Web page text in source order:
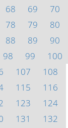
68 69
70
78 79
80
88 89
90
98 99
100
107
108
115
116
123
124
131
132